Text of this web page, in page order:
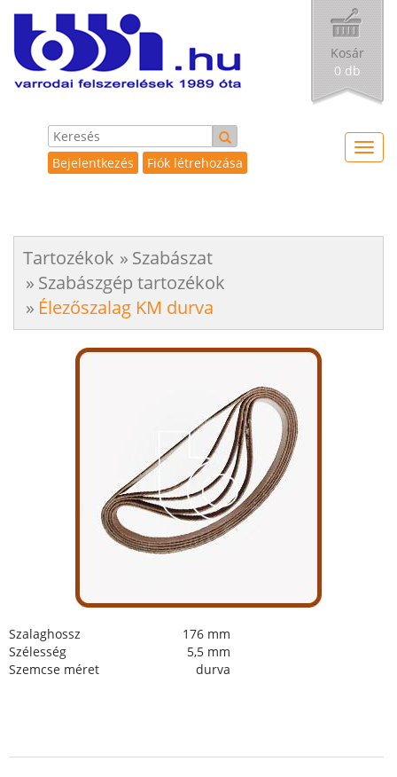
Bejelentkezés Fiók létrehozása
Kosár
0 db
Tartozékok
Szabászat
Szabászgép tartozékok
Élezőszalag KM durva
Szalaghossz
176 mm
Szélesség
5,5 mm
Szemcse méret
durva